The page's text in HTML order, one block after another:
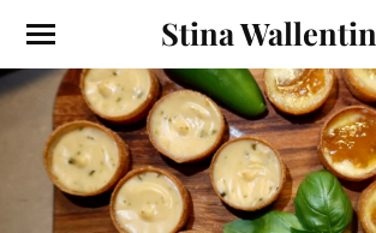
Stina Wallentin